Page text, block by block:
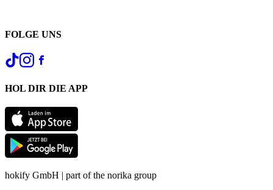
FOLGE UNS
HOL DIR DIE APP
hokify GmbH | part of the norika group